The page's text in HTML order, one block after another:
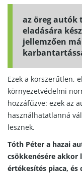
az öreg
eladására
jellemzően
Ezek a korszerűtlen,
környezetvédelmi
hozzáfűzve: ezek az
használhatatlanná
lesznek.
Tóth Péter a hazai
csökkenésére akkor
értékesítés piaca,